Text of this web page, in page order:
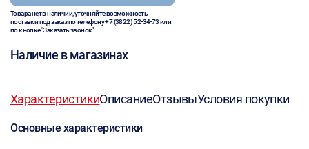
Товара нет в наличии, уточняйте возможность
поставки под заказ по телефону+7 (3822) 52-34-73или
по кнопке "Заказать звонок"
Наличие в магазинах
ХарактеристикиОписаниеОтзывыУсловия покупки
Основные характеристики